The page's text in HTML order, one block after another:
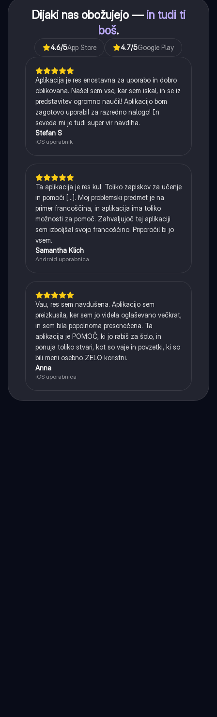
Dijaki nas obožujejo — in tudi ti
boš.
4.6/5App Store 4.7/5Google Play
Aplikacija je res enostavna za uporabo in dobro
oblikovana. Našel sem vse, kar sem iskal, in se iz
predstavitev ogromno naučil! Aplikacijo bom
zagotovo uporabil za razredno nalogo! In
seveda mi je tudi super vir navdiha.
Stefan S
iOS uporabnik
Ta aplikacija je res kul. Toliko zapiskov za učenje
in pomoči [...]. Moj problemski predmet je na
primer francoščina, in aplikacija ima toliko
možnosti za pomoč. Zahvaljujoč tej aplikaciji
sem izboljšal svojo francoščino. Priporočil bi jo
vsem.
Samantha Klich
Android uporabnica
Vau, res sem navdušena. Aplikacijo sem
preizkusila, ker sem jo videla oglaševano večkrat,
in sem bila popolnoma presenečena. Ta
aplikacija je POMOČ, ki jo rabiš za šolo, in
ponuja toliko stvari, kot so vaje in povzetki, ki so
bili meni osebno ZELO koristni.
Anna
iOS uporabnica